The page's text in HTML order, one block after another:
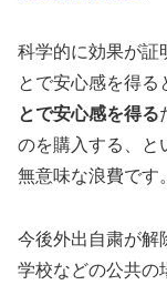
科学的に効果が証
とで安心感を得る
とで安心感を得る
のを購入する、と
無意味な浪費です。
今後外出自粛が解
学校などの公共の